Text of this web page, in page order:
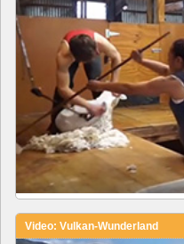
Video: Vulkan-Wunderland